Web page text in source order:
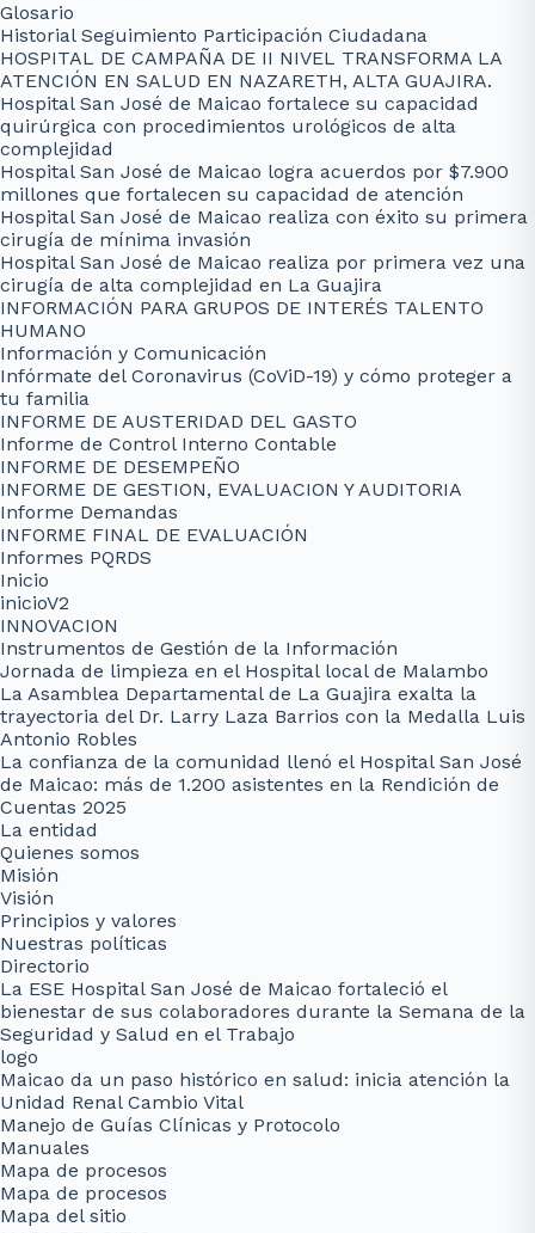
Glosario
Historial Seguimiento Participación Ciudadana
HOSPITAL DE CAMPAÑA DE II NIVEL TRANSFORMA LA
ATENCIÓN EN SALUD EN NAZARETH, ALTA GUAJIRA.
Hospital San José de Maicao fortalece su capacidad
quirúrgica con procedimientos urológicos de alta
complejidad
Hospital San José de Maicao logra acuerdos por $7.900
millones que fortalecen su capacidad de atención
Hospital San José de Maicao realiza con éxito su primera
cirugía de mínima invasión
Hospital San José de Maicao realiza por primera vez una
cirugía de alta complejidad en La Guajira
INFORMACIÓN PARA GRUPOS DE INTERÉS TALENTO
HUMANO
Información y Comunicación
Infórmate del Coronavirus (CoViD-19) y cómo proteger a
tu familia
INFORME DE AUSTERIDAD DEL GASTO
Informe de Control Interno Contable
INFORME DE DESEMPEÑO
INFORME DE GESTION, EVALUACION Y AUDITORIA
Informe Demandas
INFORME FINAL DE EVALUACIÓN
Informes PQRDS
Inicio
inicioV2
INNOVACION
Instrumentos de Gestión de la Información
Jornada de limpieza en el Hospital local de Malambo
La Asamblea Departamental de La Guajira exalta la
trayectoria del Dr. Larry Laza Barrios con la Medalla Luis
Antonio Robles
La confianza de la comunidad llenó el Hospital San José
de Maicao: más de 1.200 asistentes en la Rendición de
Cuentas 2025
La entidad
Quienes somos
Misión
Visión
Principios y valores
Nuestras políticas
Directorio
La ESE Hospital San José de Maicao fortaleció el
bienestar de sus colaboradores durante la Semana de la
Seguridad y Salud en el Trabajo
logo
Maicao da un paso histórico en salud: inicia atención la
Unidad Renal Cambio Vital
Manejo de Guías Clínicas y Protocolo
Manuales
Mapa de procesos
Mapa de procesos
Mapa del sitio